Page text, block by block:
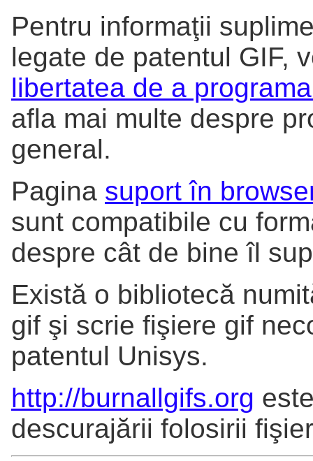
Pentru informaţii
legate de patentul GIF,
libertatea de a
afla mai multe despre
general.
Pagina suport în
sunt compatibile cu
despre cât de bine îl
Există o bibliotecă
gif şi scrie fişiere gif
patentul Unisys.
http://burnallgifs.org
descurajării folosirii